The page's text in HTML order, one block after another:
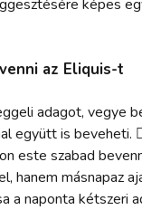
képes
az Eliquis-t
adagot, vegye
együtt is beveheti.
este szabad
hanem másnapaz
a naponta kétszeri